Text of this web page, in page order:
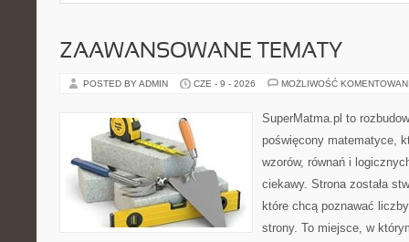
ZAAWANSOWANE TEMATY
POSTED BY ADMIN CZE - 9 - 2026 MOŻLIWOŚĆ
SuperMatma.pl to
poświęcony matematyce,
wzorów, równań i
ciekawy. Strona została
które chcą poznawać
strony. To miejsce, w